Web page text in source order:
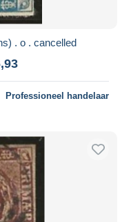
. o . cancelled
Professioneel handelaar